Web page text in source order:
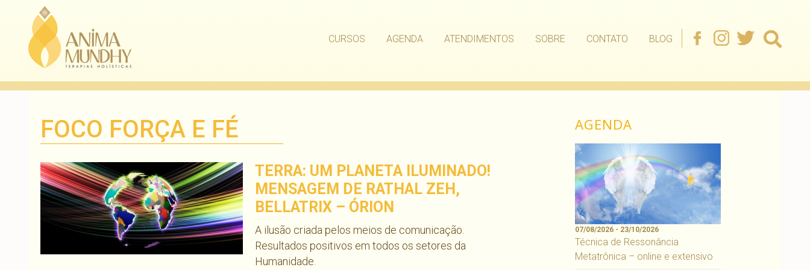
CURSOS AGENDA ATENDIMENTOS SOBRE CONTATO BLOG
FOCO FORÇA E FÉ
TERRA: UM PLANETA ILUMINADO!
MENSAGEM DE RATHAL ZEH,
BELLATRIX – ÓRION
A ilusão criada pelos meios de comunicação.
Resultados positivos em todos os setores da
Humanidade.
AGENDA
07/08/2026 - 23/10/2026
Técnica de Ressonância
Metatrônica – online e extensivo